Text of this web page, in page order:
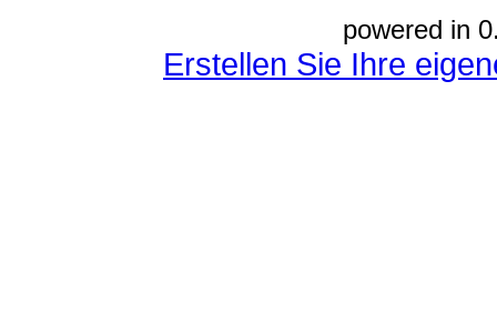
powered in
Erstellen Sie Ihre